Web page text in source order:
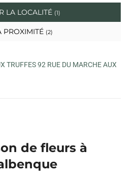
LA LOCALITÉ (1)
PROXIMITÉ (2)
TRUFFES 92 RUE DU MARCHE AUX
de fleurs à